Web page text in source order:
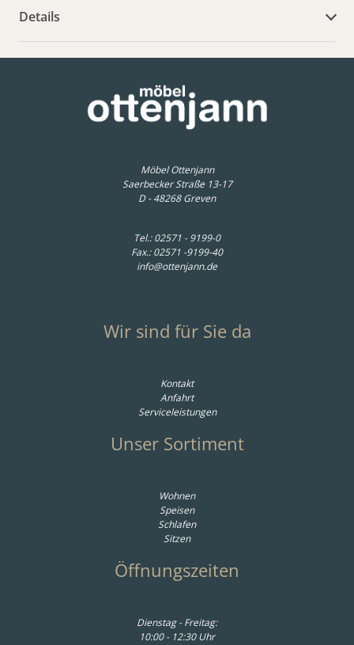
Details
Möbel Ottenjann
Saerbecker Straße 13-17
D - 48268 Greven
Tel.:02571 - 9199-0
Fax.: 02571 -9199-40
info@ottenjann.de
Wir sind für Sie da
Kontakt
Anfahrt
Serviceleistungen
Unser Sortiment
Wohnen
Speisen
Schlafen
Sitzen
Öffnungszeiten
Dienstag - Freitag:
10:00 - 12:30 Uhr